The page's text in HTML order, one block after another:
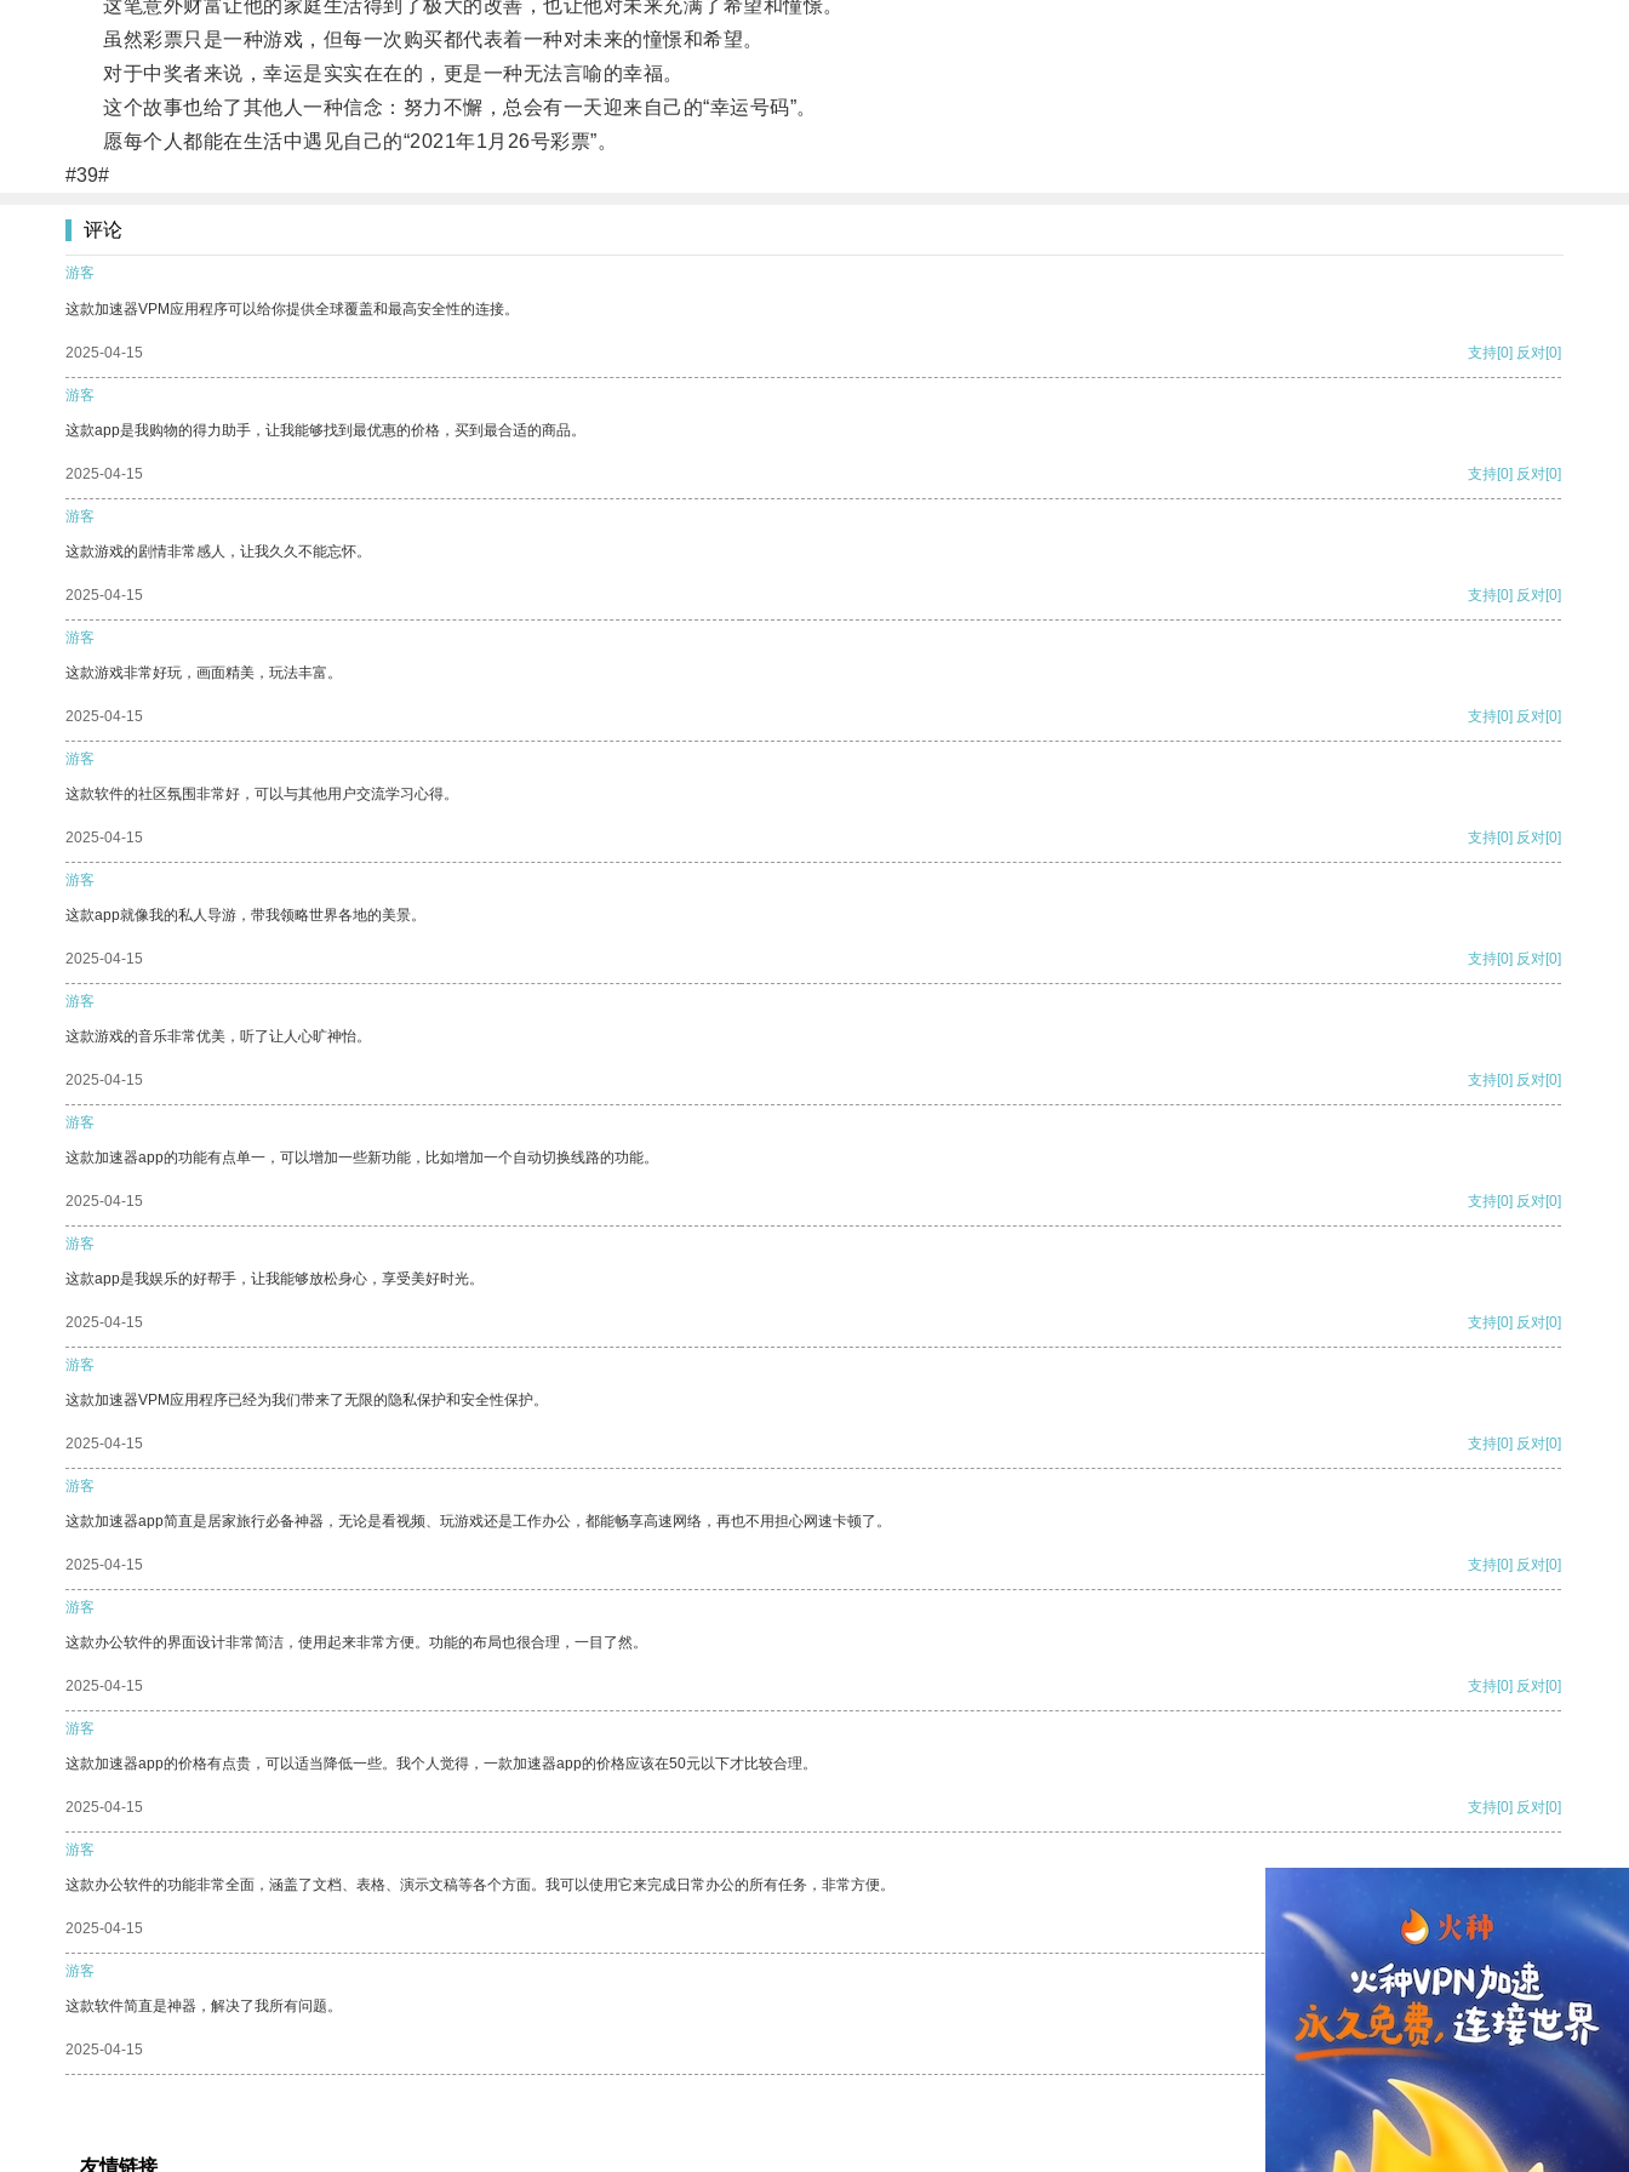
这笔意外财富让他的家庭生活得到了极大的改善，也让他对未来充满了希望和憧憬。
虽然彩票只是一种游戏，但每一次购买都代表着一种对未来的憧憬和希望。
对于中奖者来说，幸运是实实在在的，更是一种无法言喻的幸福。
这个故事也给了其他人一种信念：努力不懈，总会有一天迎来自己的“幸运号码”。
愿每个人都能在生活中遇见自己的“2021年1月26号彩票”。
#39#
评论
游客
这款加速器VPM应用程序可以给你提供全球覆盖和最高安全性的连接。
2025-04-15 支持[0] 反对[0]
游客
这款app是我购物的得力助手，让我能够找到最优惠的价格，买到最合适的商品。
2025-04-15 支持[0] 反对[0]
游客
这款游戏的剧情非常感人，让我久久不能忘怀。
2025-04-15 支持[0] 反对[0]
游客
这款游戏非常好玩，画面精美，玩法丰富。
2025-04-15 支持[0] 反对[0]
游客
这款软件的社区氛围非常好，可以与其他用户交流学习心得。
2025-04-15 支持[0] 反对[0]
游客
这款app就像我的私人导游，带我领略世界各地的美景。
2025-04-15 支持[0] 反对[0]
游客
这款游戏的音乐非常优美，听了让人心旷神怡。
2025-04-15 支持[0] 反对[0]
游客
这款加速器app的功能有点单一，可以增加一些新功能，比如增加一个自动切换线路的功能。
2025-04-15 支持[0] 反对[0]
游客
这款app是我娱乐的好帮手，让我能够放松身心，享受美好时光。
2025-04-15 支持[0] 反对[0]
游客
这款加速器VPM应用程序已经为我们带来了无限的隐私保护和安全性保护。
2025-04-15 支持[0] 反对[0]
游客
这款加速器app简直是居家旅行必备神器，无论是看视频、玩游戏还是工作办公，都能畅享高速网络，再也不用担心网速卡顿了。
2025-04-15 支持[0] 反对[0]
游客
这款办公软件的界面设计非常简洁，使用起来非常方便。功能的布局也很合理，一目了然。
2025-04-15 支持[0] 反对[0]
游客
这款加速器app的价格有点贵，可以适当降低一些。我个人觉得，一款加速器app的价格应该在50元以下才比较合理。
2025-04-15 支持[0] 反对[0]
游客
这款办公软件的功能非常全面，涵盖了文档、表格、演示文稿等各个方面。我可以使用它来完成日常办公的所有任务，非常方便。
2025-04-15 支持
游客
这款软件简直是神器，解决了我所有问题。
2025-04-15 支持 [0] 反对
友情链接